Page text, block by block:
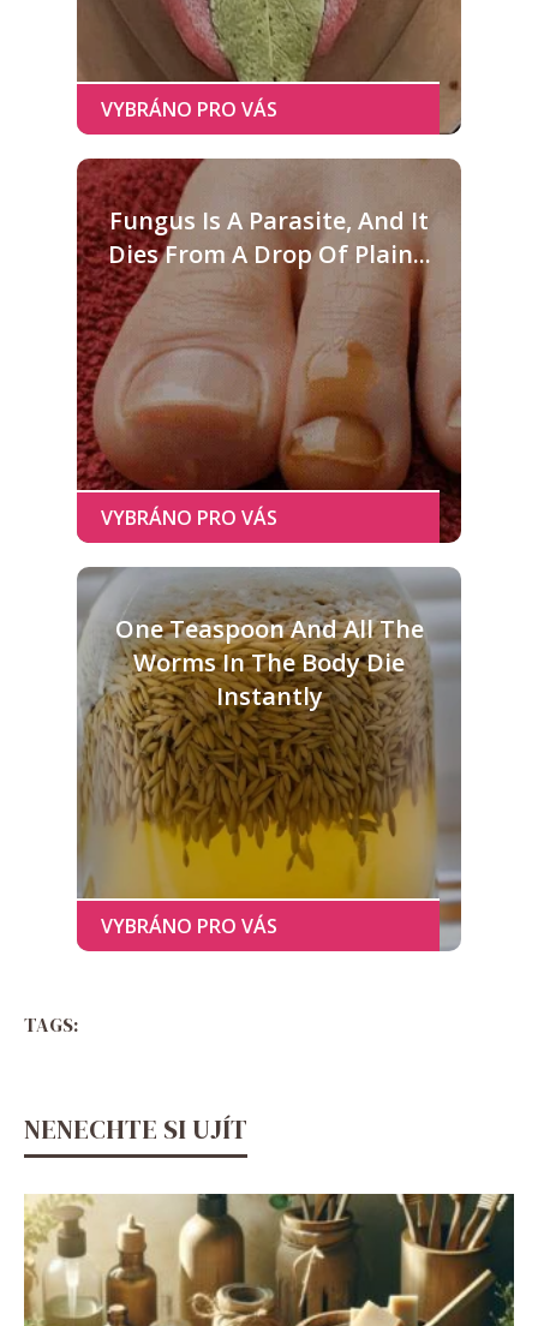
Fungus Is A Parasite, And It
Dies From A Drop Of Plain...
One Teaspoon And All The
Worms In The Body Die
Instantly
TAGS:
NENECHTE SI UJÍT